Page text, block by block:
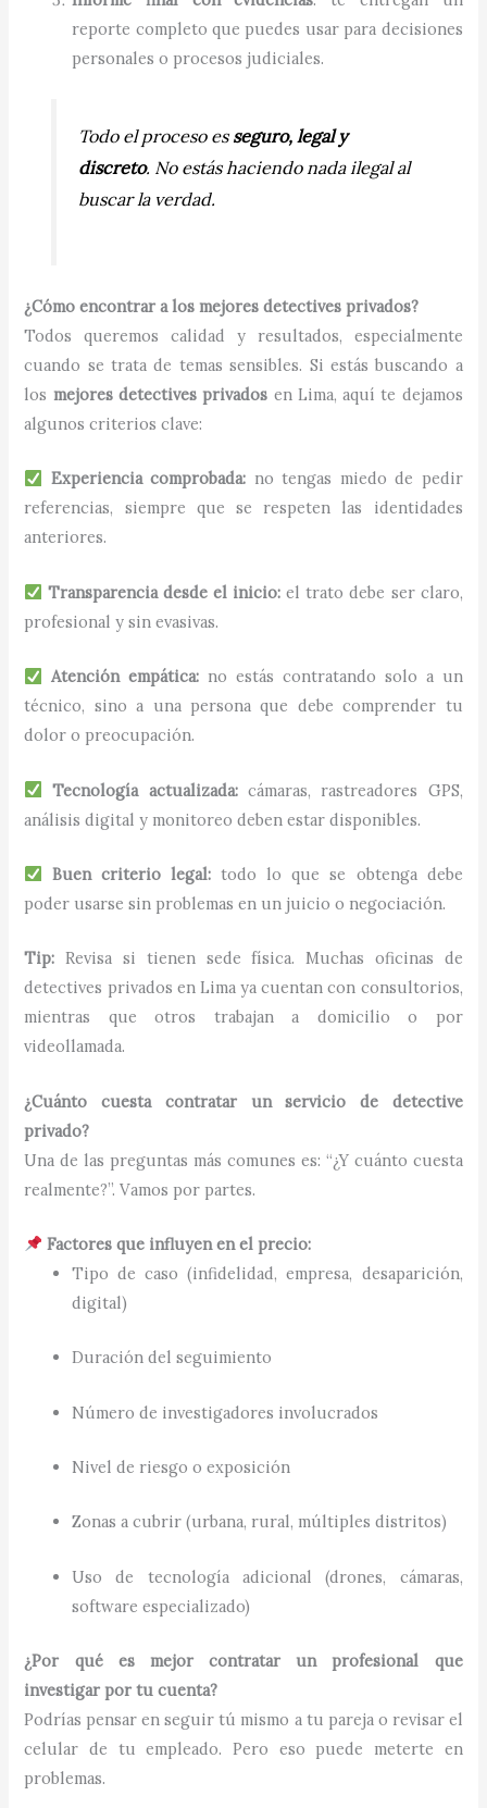
reporte completo que puedes usar para decisiones
personales o procesos judiciales.
Todo el proceso es seguro, legal y
discreto. No estás haciendo nada ilegal al
buscar la verdad.
¿Cómo encontrar a los mejores detectives privados?
Todos queremos calidad y resultados, especialmente
cuando se trata de temas sensibles. Si estás buscando a
los mejores detectives privados en Lima, aquí te dejamos
algunos criterios clave:
Experiencia comprobada: no tengas miedo de pedir
referencias, siempre que se respeten las identidades
anteriores.
Transparencia desde el inicio: el trato debe ser claro,
profesional y sin evasivas.
Atención empática:no estás contratando solo a un
técnico, sino a una persona que debe comprender tu
dolor o preocupación.
Tecnología actualizada:cámaras, rastreadores GPS,
análisis digital y monitoreo deben estar disponibles.
Buen criterio legal: todo lo que se obtenga debe
poder usarse sin problemas en un juicio o negociación.
Tip: Revisa si tienen sede física. Muchas oficinas de
detectives privados en Lima ya cuentan con consultorios,
mientras que otros trabajan a domicilio o por
videollamada.
¿Cuánto cuesta contratar un servicio de detective
privado?
Una de las preguntas más comunes es: “¿Y cuánto cuesta
realmente?”. Vamos por partes.
Factores que influyen en el precio:
Tipo de caso (infidelidad, empresa, desaparición,
digital)
Duración del seguimiento
Número de investigadores involucrados
Nivel de riesgo o exposición
Zonas a cubrir (urbana, rural, múltiples distritos)
Uso de tecnología adicional (drones, cámaras,
software especializado)
¿Por qué es mejor contratar un profesional que
investigar por tu cuenta?
Podrías pensar en seguir tú mismo a tu pareja o revisar el
celular de tu empleado. Pero eso puede meterte en
problemas.